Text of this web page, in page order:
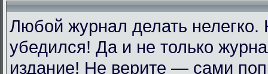
Любой журнал делать
убедился! Да и не только
издание! Не верите — сами